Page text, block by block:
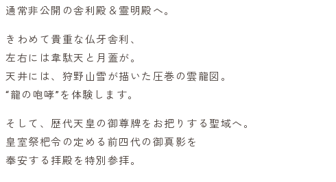
通常非公開の舎利殿＆霊明殿へ。
きわめて貴重な仏牙舎利、
左右には韋駄天と月蓋が。
天井には、狩野山雪が描いた圧巻の雲龍図。
“龍の咆哮”を体験します。
そして、歴代天皇の御尊牌をお把りする聖域へ。
皇室祭杷令の定める前四代の御真影を
奉安する拝殿を特別参拝。